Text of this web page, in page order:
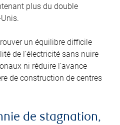
plus du double
un équilibre difficile
de l’électricité sans nuire
ni réduire l’avance
de construction de centres
de stagnation,